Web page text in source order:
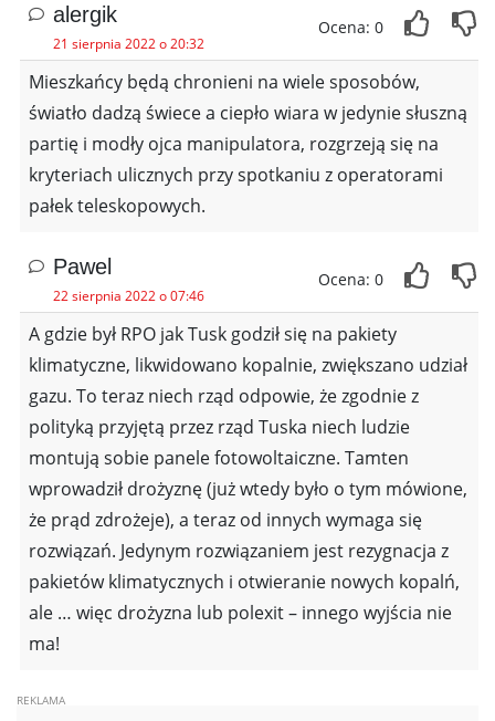
alergik
21 sierpnia 2022 o 20:32
Ocena: 0
Mieszkańcy będą chronieni na wiele sposobów,
światło dadzą świece a ciepło wiara w jedynie słuszną
partię i modły ojca manipulatora, rozgrzeją się na
kryteriach ulicznych przy spotkaniu z operatorami
pałek teleskopowych.
Pawel
22 sierpnia 2022 o 07:46
Ocena: 0
A gdzie był RPO jak Tusk godził się na pakiety
klimatyczne, likwidowano kopalnie, zwiększano udział
gazu. To teraz niech rząd odpowie, że zgodnie z
polityką przyjętą przez rząd Tuska niech ludzie
montują sobie panele fotowoltaiczne. Tamten
wprowadził drożyznę (już wtedy było o tym mówione,
że prąd zdrożeje), a teraz od innych wymaga się
rozwiązań. Jedynym rozwiązaniem jest rezygnacja z
pakietów klimatycznych i otwieranie nowych kopalń,
ale … więc drożyzna lub polexit – innego wyjścia nie
ma!